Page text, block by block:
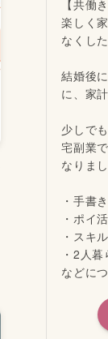
【共働
楽しく
なくし
結婚後
に、家
少しで
宅副業
なりま
・手書
・ポイ
・スキ
・2人
などに